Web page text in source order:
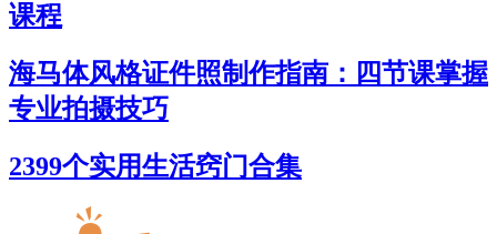
课程
海马体风格证件照制作指南：四节课掌握
专业拍摄技巧​
2399个实用生活窍门合集